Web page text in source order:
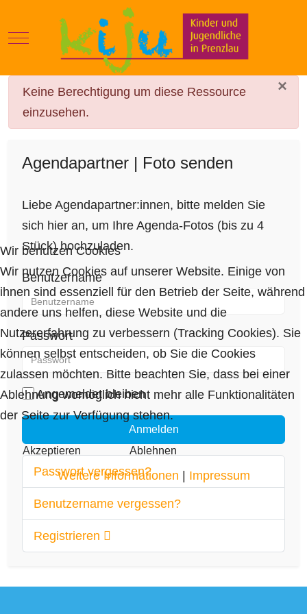
Mobile Menu Toggle
×
danger
Keine Berechtigung um diese Ressource
einzusehen.
Agendapartner | Foto senden
Liebe Agendapartner:innen, bitte melden Sie
sich hier an, um Ihre Agenda-Fotos (bis zu 4
Stück) hochzuladen.
Benutzername
Passwort
Angemeldet bleiben
Anmelden
Passwort vergessen?
Benutzername vergessen?
Registrieren
Wir benutzen Cookies
Wir nutzen Cookies auf unserer Website. Einige von
ihnen sind essenziell für den Betrieb der Seite, während
andere uns helfen, diese Website und die
Nutzererfahrung zu verbessern (Tracking Cookies). Sie
können selbst entscheiden, ob Sie die Cookies
zulassen möchten. Bitte beachten Sie, dass bei einer
Ablehnung womöglich nicht mehr alle Funktionalitäten
der Seite zur Verfügung stehen.
Akzeptieren Ablehnen
Weitere Informationen Impressum